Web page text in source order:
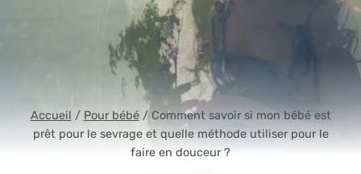
Accueil / Pour bébé / Comment savoir si mon bébé est
prêt pour le sevrage et quelle méthode utiliser pour le
faire en douceur ?